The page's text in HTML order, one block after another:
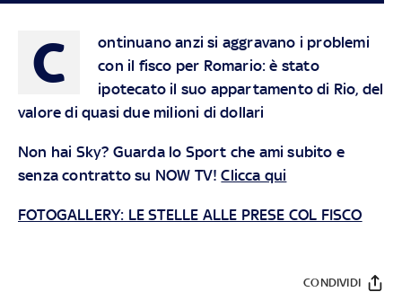
C
ontinuano anzi si aggravano i problemi
con il fisco per Romario: è stato
ipotecato il suo appartamento di Rio, del
valore di quasi due milioni di dollari
Non hai Sky? Guarda lo Sport che ami subito e
senza contratto su NOW TV!Clicca qui
FOTOGALLERY: LE STELLE ALLE PRESE COL FISCO
CONDIVIDI